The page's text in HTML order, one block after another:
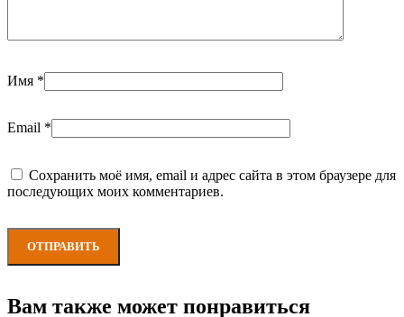
Имя *
Email *
Сохранить моё имя, email и адрес сайта в этом браузере для
последующих моих комментариев.
Вам также может понравиться